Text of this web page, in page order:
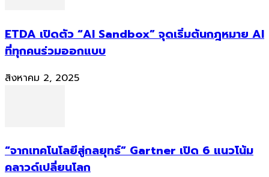
ETDA เปิดตัว “AI Sandbox” จุดเริ่มต้นกฎหมาย AI
ที่ทุกคนร่วมออกแบบ
สิงหาคม 2, 2025
“จากเทคโนโลยีสู่กลยุทธ์” Gartner เปิด 6 แนวโน้ม
คลาวด์เปลี่ยนโลก